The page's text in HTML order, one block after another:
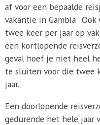
af voor een bepaalde
vakantie in Gambia .
twee keer per jaar op
een kortlopende
geval hoef je niet heel
te sluiten voor die twee
jaar.
Een doorlopende
gedurende het hele jaar